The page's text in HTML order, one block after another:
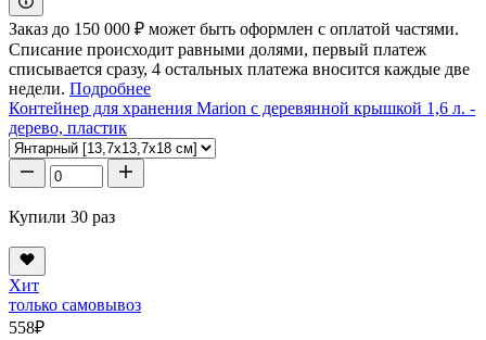
Заказ до 150 000 ₽ может быть оформлен с оплатой частями.
Списание происходит равными долями, первый платеж
списывается сразу, 4 остальных платежа вносится каждые две
недели. Подробнее
Контейнер для хранения Marion с деревянной крышкой 1,6 л. -
дерево, пластик
Купили 30 раз
Хит
только самовывоз
558₽